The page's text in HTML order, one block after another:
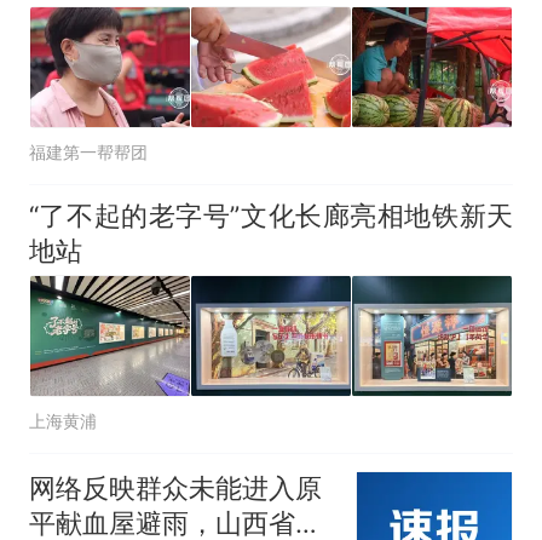
福建第一帮帮团
“了不起的老字号”文化长廊亮相地铁新天
地站
上海黄浦
网络反映群众未能进入原
平献血屋避雨，山西省忻